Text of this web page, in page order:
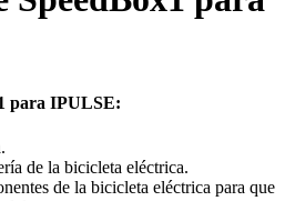
para IPULSE:
de la bicicleta eléctrica.
de la bicicleta eléctrica para que